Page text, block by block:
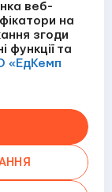
веб-
на
згоди
функції та
«ЕдКемп
by